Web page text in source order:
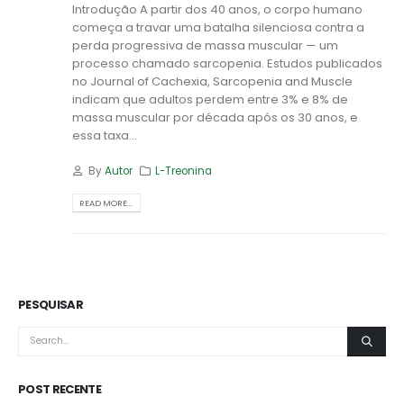
Introdução A partir dos 40 anos, o corpo humano
começa a travar uma batalha silenciosa contra a
perda progressiva de massa muscular — um
processo chamado sarcopenia. Estudos publicados
no Journal of Cachexia, Sarcopenia and Muscle
indicam que adultos perdem entre 3% e 8% de
massa muscular por década após os 30 anos, e
essa taxa...
ByAutor L-Treonina
READ MORE...
PESQUISAR
POST RECENTE